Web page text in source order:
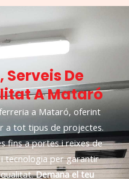
Serveis De
A Mataró
a Mataró, oferint
a tot tipus de projectes.
fins a portes i reixes de
tecnologia per garantir
qualitat.Demana el teu